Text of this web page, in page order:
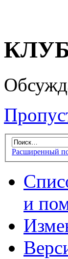
КЛУБ
Расширенный
и